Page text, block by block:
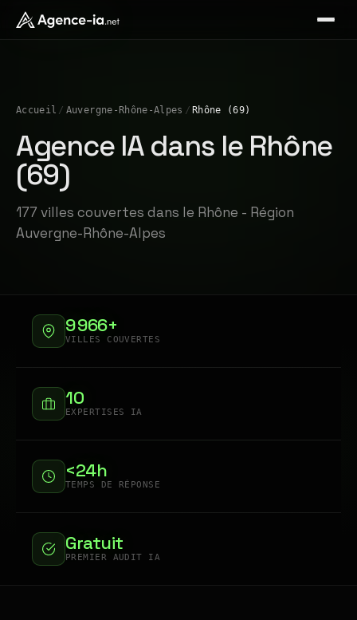
Accueil / Auvergne-Rhône-Alpes / Rhône (69)
Agence IA dans le Rhône
(69)
177 villes couvertes dans le Rhône - Région
Auvergne-Rhône-Alpes
9 966+
VILLES COUVERTES
10
EXPERTISES IA
<24h
TEMPS DE RÉPONSE
Gratuit
PREMIER AUDIT IA